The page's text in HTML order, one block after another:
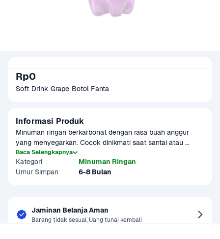
Rp0
Soft Drink Grape Botol Fanta
Informasi Produk
Minuman ringan berkarbonat dengan rasa buah anggur
yang menyegarkan. Cocok dinikmati saat santai atau
kumpul bersama. Disajikan dingin lebih nikmat. Produk
Baca Selengkapnya
Kategori
Minuman Ringan
Umur Simpan
6-8 Bulan
Jaminan Belanja Aman
Barang tidak sesuai, Uang tunai kembali